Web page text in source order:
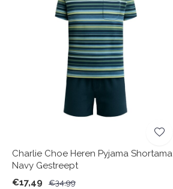
Charlie Choe Heren Pyjama Shortama
Navy Gestreept
€17,49
€34,99